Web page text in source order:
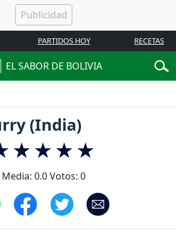
PARTIDOS HOY RECETAS
EL SABOR DE BOLIVIA
(India)
Media: 0.0Votos: 0